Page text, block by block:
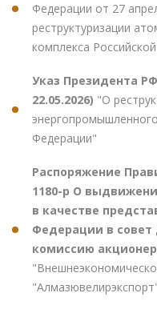
Федерации от 27
реструктуризации
комплекса
Указ Президента РФ
22.05.2026) "О
Федерации"
Распоряжение
1180-р О
в качестве
Федерации в совет
комиссию